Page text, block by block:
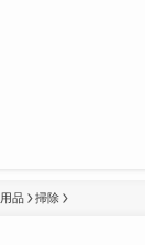
品 掃除